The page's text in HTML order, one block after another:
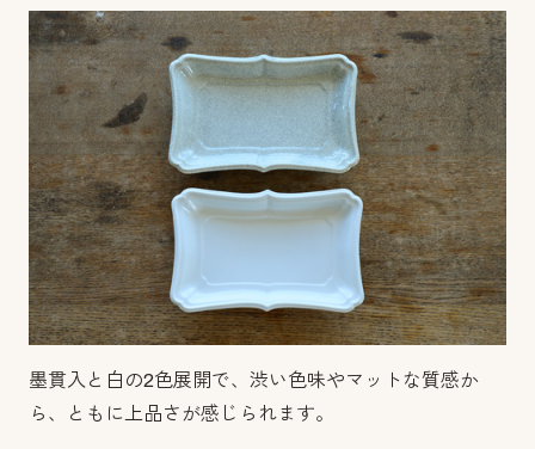
墨貫入と白の2色展開で、渋い色味やマットな質感か
ら、ともに上品さが感じられます。